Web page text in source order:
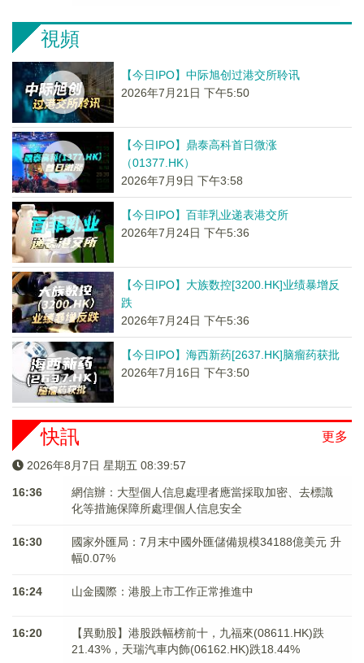
視頻
【今日IPO】中际旭创过港交所聆讯
2026年7月21日 下午5:50
【今日IPO】鼎泰高科首日微涨
（01377.HK）
2026年7月9日 下午3:58
【今日IPO】百菲乳业递表港交所
2026年7月24日 下午5:36
【今日IPO】大族数控[3200.HK]业绩暴增反
跌
2026年7月24日 下午5:36
【今日IPO】海西新药[2637.HK]脑瘤药获批
2026年7月16日 下午3:50
更多
快訊
2026年8月7日 星期五 08:39:57
16:36
網信辦：大型個人信息處理者應當採取加密、去標識
化等措施保障所處理個人信息安全
16:30
國家外匯局：7月末中國外匯儲備規模34188億美元 升
幅0.07%
16:24 山金國際：港股上市工作正常推進中
16:20
【異動股】港股跌幅榜前十，九福來(08611.HK)跌
21.43%，天瑞汽車内飾(06162.HK)跌18.44%